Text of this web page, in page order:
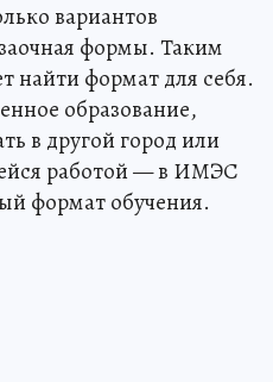
вариантов
формы. Таким
найти формат для себя.
образование,
в другой город или
работой — в ИМЭС
формат обучения.